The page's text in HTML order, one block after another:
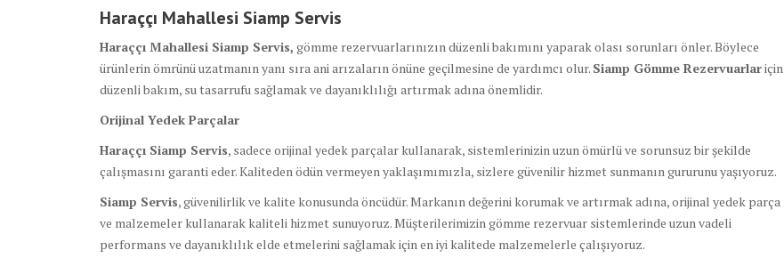
Haraççı Mahallesi Siamp Servis
Haraççı Mahallesi Siamp Servis, gömme rezervuarlarınızın düzenli bakımını yaparak olası sorunları önler. Böylece
ürünlerin ömrünü uzatmanın yanı sıra ani arızaların önüne geçilmesine de yardımcı olur. Siamp Gömme Rezervuarlariçin
düzenli bakım, su tasarrufu sağlamak ve dayanıklılığı artırmak adına önemlidir.
Orijinal Yedek Parçalar
Haraççı Siamp Servis, sadece orijinal yedek parçalar kullanarak, sistemlerinizin uzun ömürlü ve sorunsuz bir şekilde
çalışmasını garanti eder. Kaliteden ödün vermeyen yaklaşımımızla, sizlere güvenilir hizmet sunmanın gururunu yaşıyoruz.
Siamp Servis, güvenilirlik ve kalite konusunda öncüdür. Markanın değerini korumak ve artırmak adına, orijinal yedek parça
ve malzemeler kullanarak kaliteli hizmet sunuyoruz. Müşterilerimizin gömme rezervuar sistemlerinde uzun vadeli
performans ve dayanıklılık elde etmelerini sağlamak için en iyi kalitede malzemelerle çalışıyoruz.